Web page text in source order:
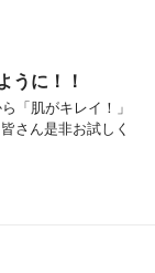
うに！！
「肌がキレイ！」
さん是非お試しく